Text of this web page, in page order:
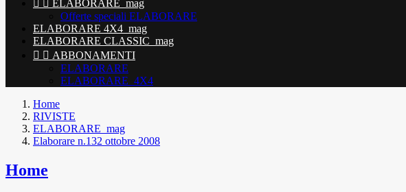
  ELABORARE_mag
Offerte speciali ELABORARE
ELABORARE 4X4_mag
ELABORARE CLASSIC_mag
  ABBONAMENTI
ELABORARE
ELABORARE_4X4
Home
RIVISTE
ELABORARE_mag
Elaborare n.132 ottobre 2008
Home